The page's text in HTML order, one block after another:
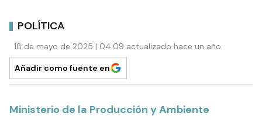
POLÍTICA
18 de mayo de 2025 | 04:09 actualizado hace un año
Añadir como fuente en
Ministerio de la Producción y Ambiente